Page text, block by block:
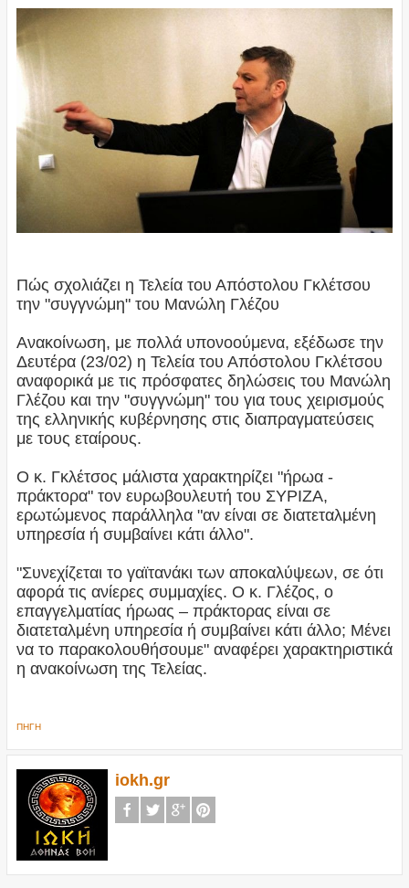
Πώς σχολιάζει η Τελεία του Απόστολου Γκλέτσου
την "συγγνώμη" του Μανώλη Γλέζου
Ανακοίνωση, με πολλά υπονοούμενα, εξέδωσε την
Δευτέρα (23/02) η Τελεία του Απόστολου Γκλέτσου
αναφορικά με τις πρόσφατες δηλώσεις του Μανώλη
Γλέζου και την "συγγνώμη" του για τους χειρισμούς
της ελληνικής κυβέρνησης στις διαπραγματεύσεις
με τους εταίρους.
Ο κ. Γκλέτσος μάλιστα χαρακτηρίζει "ήρωα -
πράκτορα" τον ευρωβουλευτή του ΣΥΡΙΖΑ,
ερωτώμενος παράλληλα "αν είναι σε διατεταλμένη
υπηρεσία ή συμβαίνει κάτι άλλο".
"Συνεχίζεται το γαϊτανάκι των αποκαλύψεων, σε ότι
αφορά τις ανίερες συμμαχίες. Ο κ. Γλέζος, ο
επαγγελματίας ήρωας – πράκτορας είναι σε
διατεταλμένη υπηρεσία ή συμβαίνει κάτι άλλο; Μένει
να το παρακολουθήσουμε" αναφέρει χαρακτηριστικά
η ανακοίνωση της Τελείας.
ΠΗΓΗ
iokh.gr